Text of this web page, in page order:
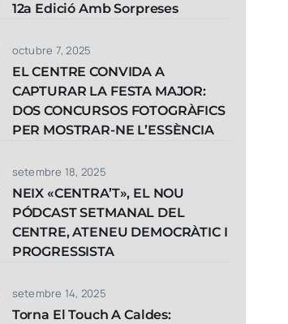
12a Edició Amb Sorpreses
octubre 7, 2025
EL CENTRE CONVIDA A
CAPTURAR LA FESTA MAJOR:
DOS CONCURSOS FOTOGRÀFICS
PER MOSTRAR-NE L’ESSÈNCIA
setembre 18, 2025
NEIX «CENTRA’T», EL NOU
PÓDCAST SETMANAL DEL
CENTRE, ATENEU DEMOCRÀTIC I
PROGRESSISTA
setembre 14, 2025
Torna El Touch A Caldes: